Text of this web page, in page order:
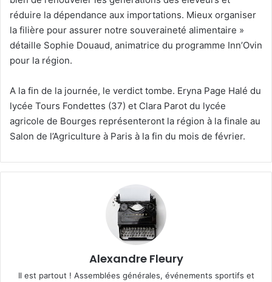
réduire la dépendance aux importations. Mieux organiser
la filière pour assurer notre souveraineté alimentaire »
détaille Sophie Douaud, animatrice du programme Inn’Ovin
pour la région.
A la fin de la journée, le verdict tombe. Eryna Page Halé du
lycée Tours Fondettes (37) et Clara Parot du lycée
agricole de Bourges représenteront la région à la finale au
Salon de l’Agriculture à Paris à la fin du mois de février.
Alexandre Fleury
Il est partout ! Assemblées générales, événements sportifs et